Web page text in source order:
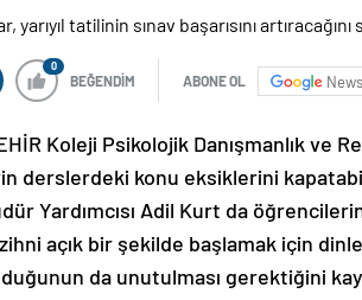
0
BEĞENDİM ABONE OL News
Koleji Psikolojik Danışmanlık ve
derslerdeki konu eksiklerini
Yardımcısı Adil Kurt da
açık bir şekilde başlamak için
da unutulması gerektiğini